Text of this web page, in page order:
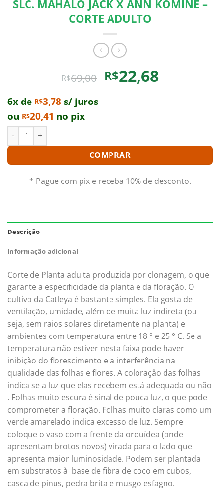
SLC. MAHALO JACK X ANN KOMINE –
CORTE ADULTO
R$69,00 O
preço
R$22,68O
preço
6x de R$3,78s/ juros
ou R$20,41 no pix
SLC. MAHALO JACK X ANN KOMINE - CORTE ADULTO
COMPRAR
* Pague com pix e receba 10% de desconto.
Descrição
Informação adicional
Corte de Planta adulta produzida por clonagem, o que
garante a especificidade da planta e da floração. O
cultivo da Catleya é bastante simples. Ela gosta de
ventilação, umidade, além de muita luz indireta (ou
seja, sem raios solares diretamente na planta) e
ambientes com temperatura entre 18 ° e 25 ° C. Se a
temperatura não estiver nesta faixa pode haver
inibiçào do florescimento e a interferência na
qualidade das folhas e flores. A coloraçâo das folhas
indica se a luz que elas recebem está adequada ou não
. Folhas muito escura é sinal de pouca luz, o que pode
comprometer a floração. Folhas muito claras como um
verde amarelado indica excesso de luz. Sempre
coloque o vaso com a frente da orquídea (onde
apresentam brotos novos) virada para o lado que
apresenta maior luminosidade. Podem ser plantada
em substratos à base de fibra de coco em cubos,
casca de pinus, pedra brita e musgo esfagno.